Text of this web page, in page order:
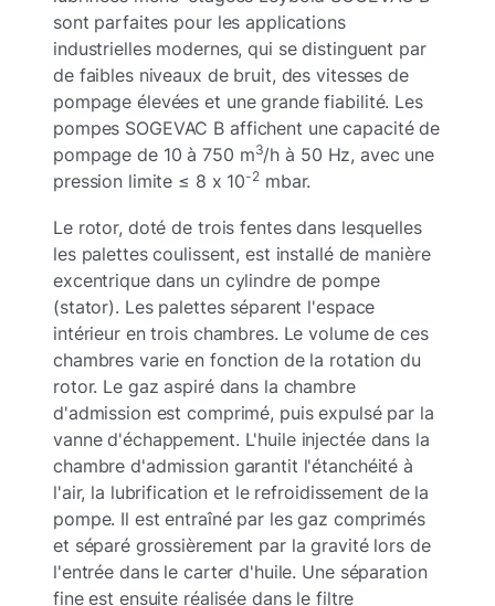
sont parfaites pour les applications
industrielles modernes, qui se distinguent par
de faibles niveaux de bruit, des vitesses de
pompage élevées et une grande fiabilité. Les
pompes SOGEVAC B affichent une capacité de
pompage de 10 à 750 m3/h à 50 Hz, avec une
pression limite ≤ 8 x 10-2mbar.
Le rotor, doté de trois fentes dans lesquelles
les palettes coulissent, est installé de manière
excentrique dans un cylindre de pompe
(stator). Les palettes séparent l'espace
intérieur en trois chambres. Le volume de ces
chambres varie en fonction de la rotation du
rotor. Le gaz aspiré dans la chambre
d'admission est comprimé, puis expulsé par la
vanne d'échappement. L'huile injectée dans la
chambre d'admission garantit l'étanchéité à
l'air, la lubrification et le refroidissement de la
pompe. Il est entraîné par les gaz comprimés
et séparé grossièrement par la gravité lors de
l'entrée dans le carter d'huile. Une séparation
fine est ensuite réalisée dans le filtre